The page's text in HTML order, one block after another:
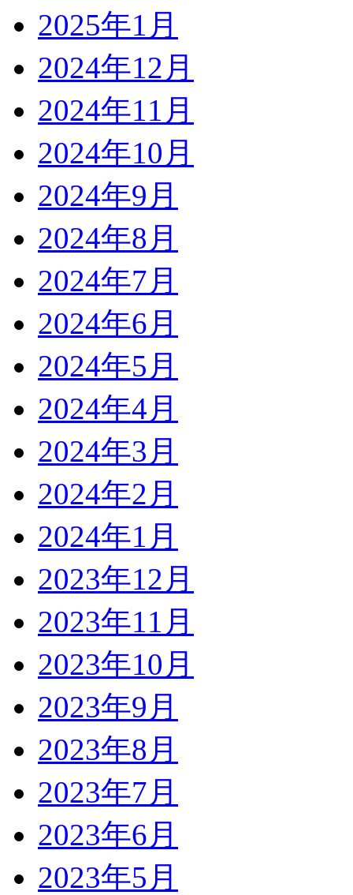
2025年1月
2024年12月
2024年11月
2024年10月
2024年9月
2024年8月
2024年7月
2024年6月
2024年5月
2024年4月
2024年3月
2024年2月
2024年1月
2023年12月
2023年11月
2023年10月
2023年9月
2023年8月
2023年7月
2023年6月
2023年5月